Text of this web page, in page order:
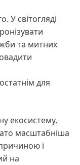
У світогляді
та митних
для
екосистему,
масштабніша
і
на